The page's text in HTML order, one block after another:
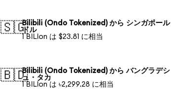
🇸🇬Bilibili (Ondo Tokenized) から シンガポール
ドル
1 BILIon は $23.81 に相当
🇧🇩Bilibili (Ondo Tokenized) から バングラデシ
ュ・タカ
1 BILIon は ৳2,299.28 に相当